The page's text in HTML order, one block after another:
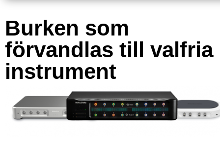
Burken som
förvandlas till valfria
instrument